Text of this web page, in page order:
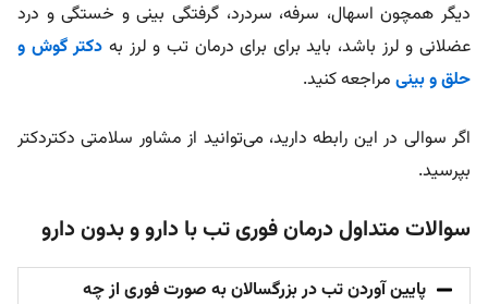
دیگر همچون اسهال، سرفه، سردرد، گرفتگی بینی و خستگی و درد
عضلانی و لرز باشد، باید برای برای درمان تب و لرز به دکتر گوش و
حلق و بینی مراجعه کنید.
اگر سوالی در این رابطه دارید، می‌توانید از مشاور سلامتی دکتردکتر
بپرسید.
سوالات متداول درمان فوری تب با دارو و بدون دارو
پایین آوردن تب در بزرگسالان به صورت فوری از چه